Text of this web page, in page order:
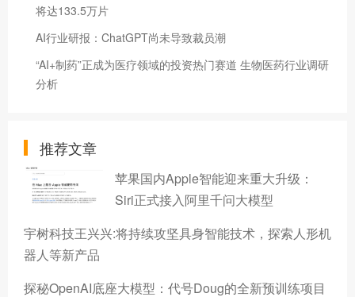
将达133.5万片
AI行业研报：ChatGPT尚未导致裁员潮
“AI+制药”正成为医疗领域的投资热门赛道 生物医药行业调研
分析
推荐文章
苹果国内Apple智能迎来重大升级：
Siri正式接入阿里千问大模型
宇树科技王兴兴:将持续攻坚具身智能技术，探索人形机
器人等新产品
探秘OpenAI底座大模型：代号Doug的全新预训练项目